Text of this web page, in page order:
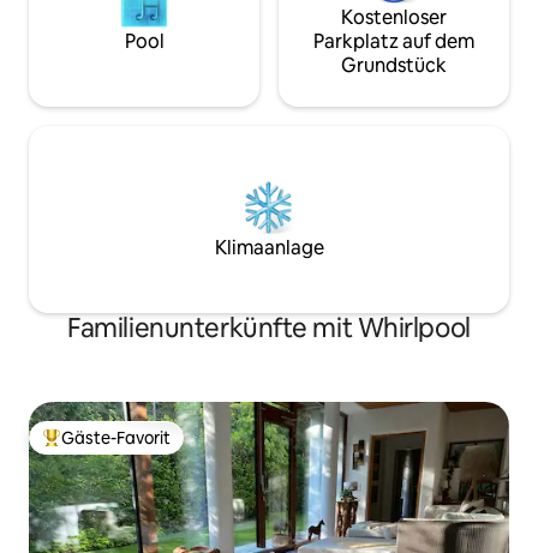
Pool
Kostenloser
Parkplatz auf dem
Grundstück
Klimaanlage
Familienunterkünfte mit Whirlpool
Beliebter Gäste-Favorit.
Gäste-Favorit